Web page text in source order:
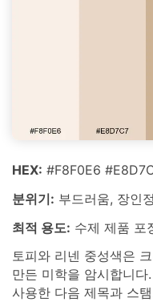
HEX: #F8F0E6
분위기: 부드러움, 장인
최적 용도: 수제 제품 포
토피와 리넨 중성색은
만든 미학을 암시합니
사용한 다음 제목과 스